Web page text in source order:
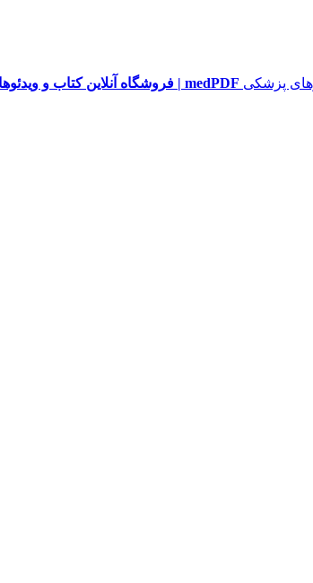
medPDF | فروشگاه آنلاین کتاب و ویدئوهای پزشکی